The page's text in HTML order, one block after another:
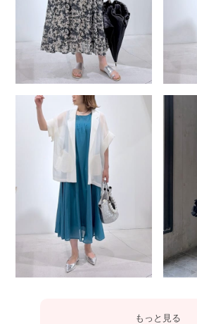
もっと見る